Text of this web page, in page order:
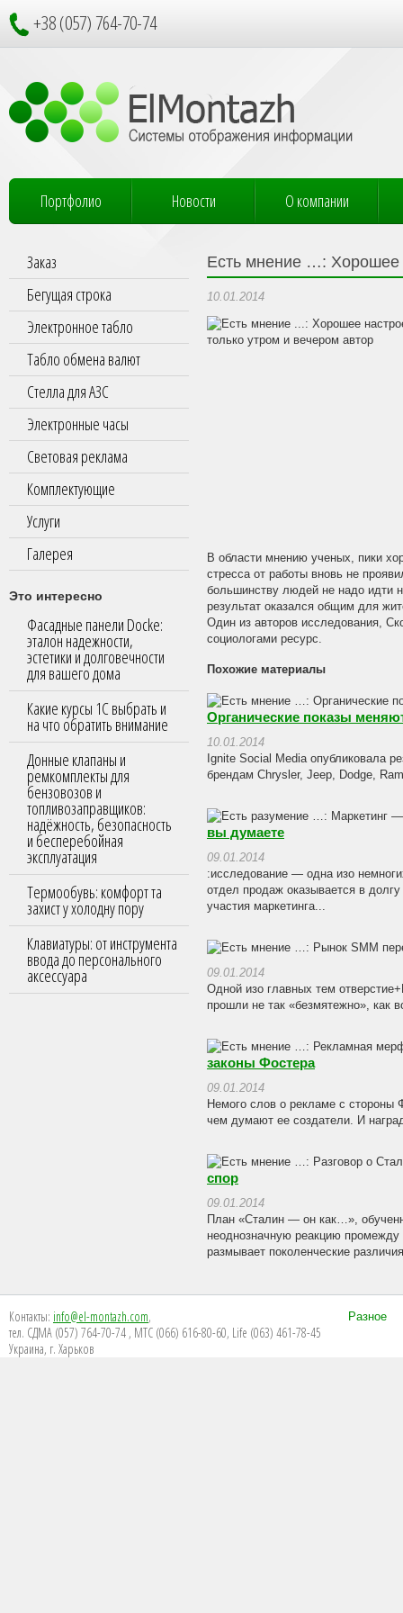
+38 (057) 764-70-74
Портфолио Новости О компании
Заказ
Бегущая строка
Электронное табло
Табло обмена валют
Стелла для АЗС
Электронные часы
Световая реклама
Комплектующие
Услуги
Галерея
Это интересно
Фасадные панели Docke:
эталон надежности,
эстетики и долговечности
для вашего дома
Какие курсы 1С выбрать и
на что обратить внимание
Донные клапаны и
ремкомплекты для
бензовозов и
топливозаправщиков:
надёжность, безопасность
и бесперебойная
эксплуатация
Термообувь: комфорт та
захист у холодну пору
Клавиатуры: от инструмента
ввода до персонального
аксессуара
Есть мнение …: Хорошее
10.01.2014
В области мнению ученых, пики
стресса от работы вновь не
большинству людей не надо идти
результат оказался общим для
Один из авторов исследования,
социологами ресурс.
Похожие материалы
Органические показы
10.01.2014
Ignite Social Media опубликовала
брендам Chrysler, Jeep, Dodge,
вы думаете
09.01.2014
:исследование — одна изо
отдел продаж оказывается в
участия маркетинга...
09.01.2014
Одной изо главных тем
прошли не так «безмятежно», как
законы Фостера
09.01.2014
Немого слов о рекламе с
чем думают ее создатели. И
спор
09.01.2014
План «Сталин — он как…»,
неоднозначную реакцию
размывает поколенческие
Контакты: info@el-montazh.com,
тел. СДМА (057) 764-70-74 , МТС (066) 616-80-60, Life (063) 461-78-45
Украина, г. Харьков
Разное